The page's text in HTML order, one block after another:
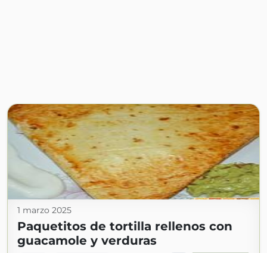
1 marzo 2025
Paquetitos de tortilla rellenos con
guacamole y verduras